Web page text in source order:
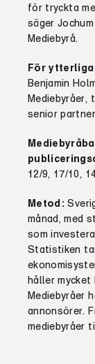
för tryckta
säger
Mediebyrå.
För
Benjamin
Mediebyråer,
senior
12/9, 17/10,
Metod:
månad, med
som
Statistiken
håller mycket
Mediebyråer
annonsörer.
mediebyråer